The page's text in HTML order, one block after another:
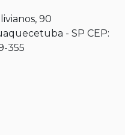
90
- SP CEP:
355